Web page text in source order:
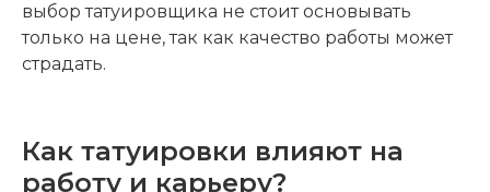
выбор татуировщика не стоит основывать
только на цене, так как качество работы может
страдать.
Как татуировки влияют на
работу и карьеру?